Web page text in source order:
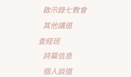
啟示錄七教會
其他講道
查經班
詩篇信息
個人談道